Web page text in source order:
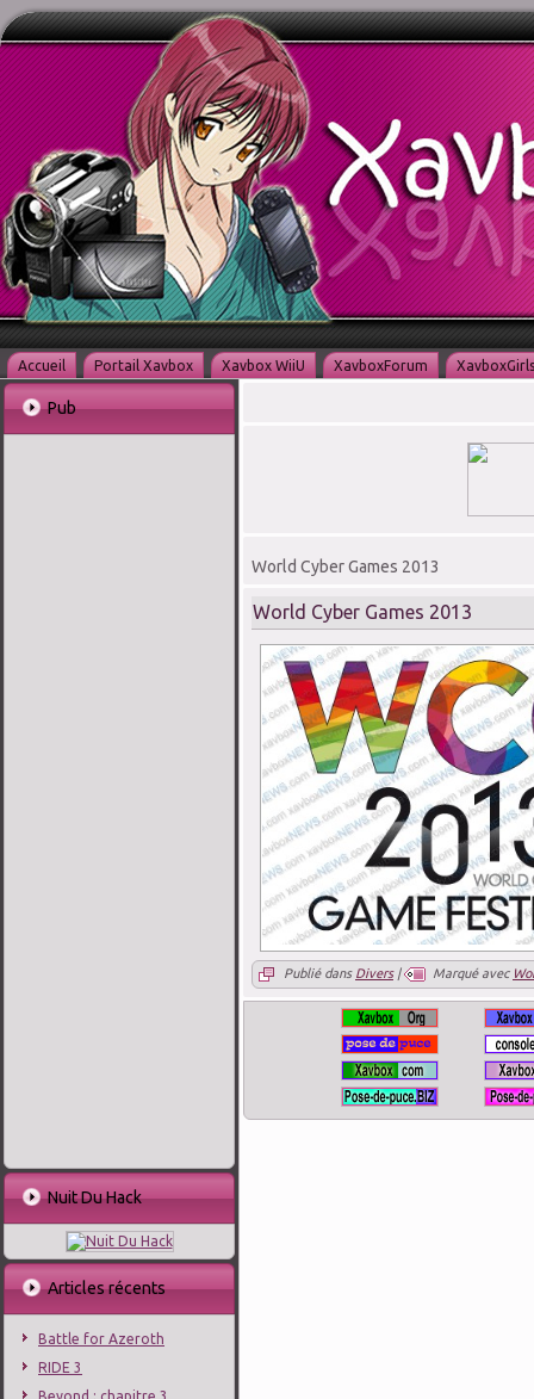
Accueil Portail Xavbox Xavbox WiiU XavboxForum XavboxGirls
Pub
Nuit Du Hack
Articles récents
Battle for Azeroth
RIDE 3
Beyond : chapitre 3
World Cyber Games 2013
World Cyber Games 2013
Publié dans Divers| Marqué avec